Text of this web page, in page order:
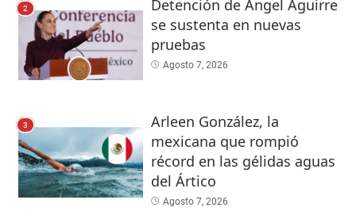
2
Detención de Ángel Aguirre
se sustenta en nuevas
pruebas
Agosto 7, 2026
3
Arleen González, la
mexicana que rompió
récord en las gélidas aguas
del Ártico
Agosto 7, 2026